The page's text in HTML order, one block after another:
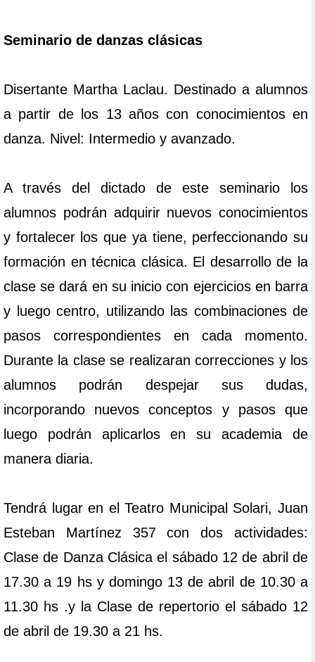
Seminario de danzas clásicas
Disertante Martha Laclau. Destinado a alumnos
a partir de los 13 años con conocimientos en
danza. Nivel: Intermedio y avanzado.
A través del dictado de este seminario los
alumnos podrán adquirir nuevos conocimientos
y fortalecer los que ya tiene, perfeccionando su
formación en técnica clásica. El desarrollo de la
clase se dará en su inicio con ejercicios en barra
y luego centro, utilizando las combinaciones de
pasos correspondientes en cada momento.
Durante la clase se realizaran correcciones y los
alumnos podrán despejar sus dudas,
incorporando nuevos conceptos y pasos que
luego podrán aplicarlos en su academia de
manera diaria.
Tendrá lugar en el Teatro Municipal Solari, Juan
Esteban Martínez 357 con dos actividades:
Clase de Danza Clásica el sábado 12 de abril de
17.30 a 19 hs y domingo 13 de abril de 10.30 a
11.30 hs .y la Clase de repertorio el sábado 12
de abril de 19.30 a 21 hs.